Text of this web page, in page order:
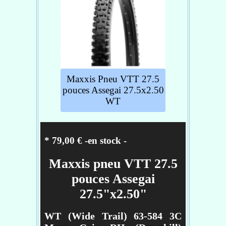
Caractéristiques :
utilisation : vtt
Section - 2.30
Carcasse - EXO
Taille de roues - 29
TB96778000
Maxxis Pneu VTT 27.5
pouces Assegai 27.5x2.50
WT
* 79,00 € -en stock-
Maxxis pneu VTT 27.5
pouces Assegai
27.5"x2.50"
WT (Wide Trail) 63-584 3C